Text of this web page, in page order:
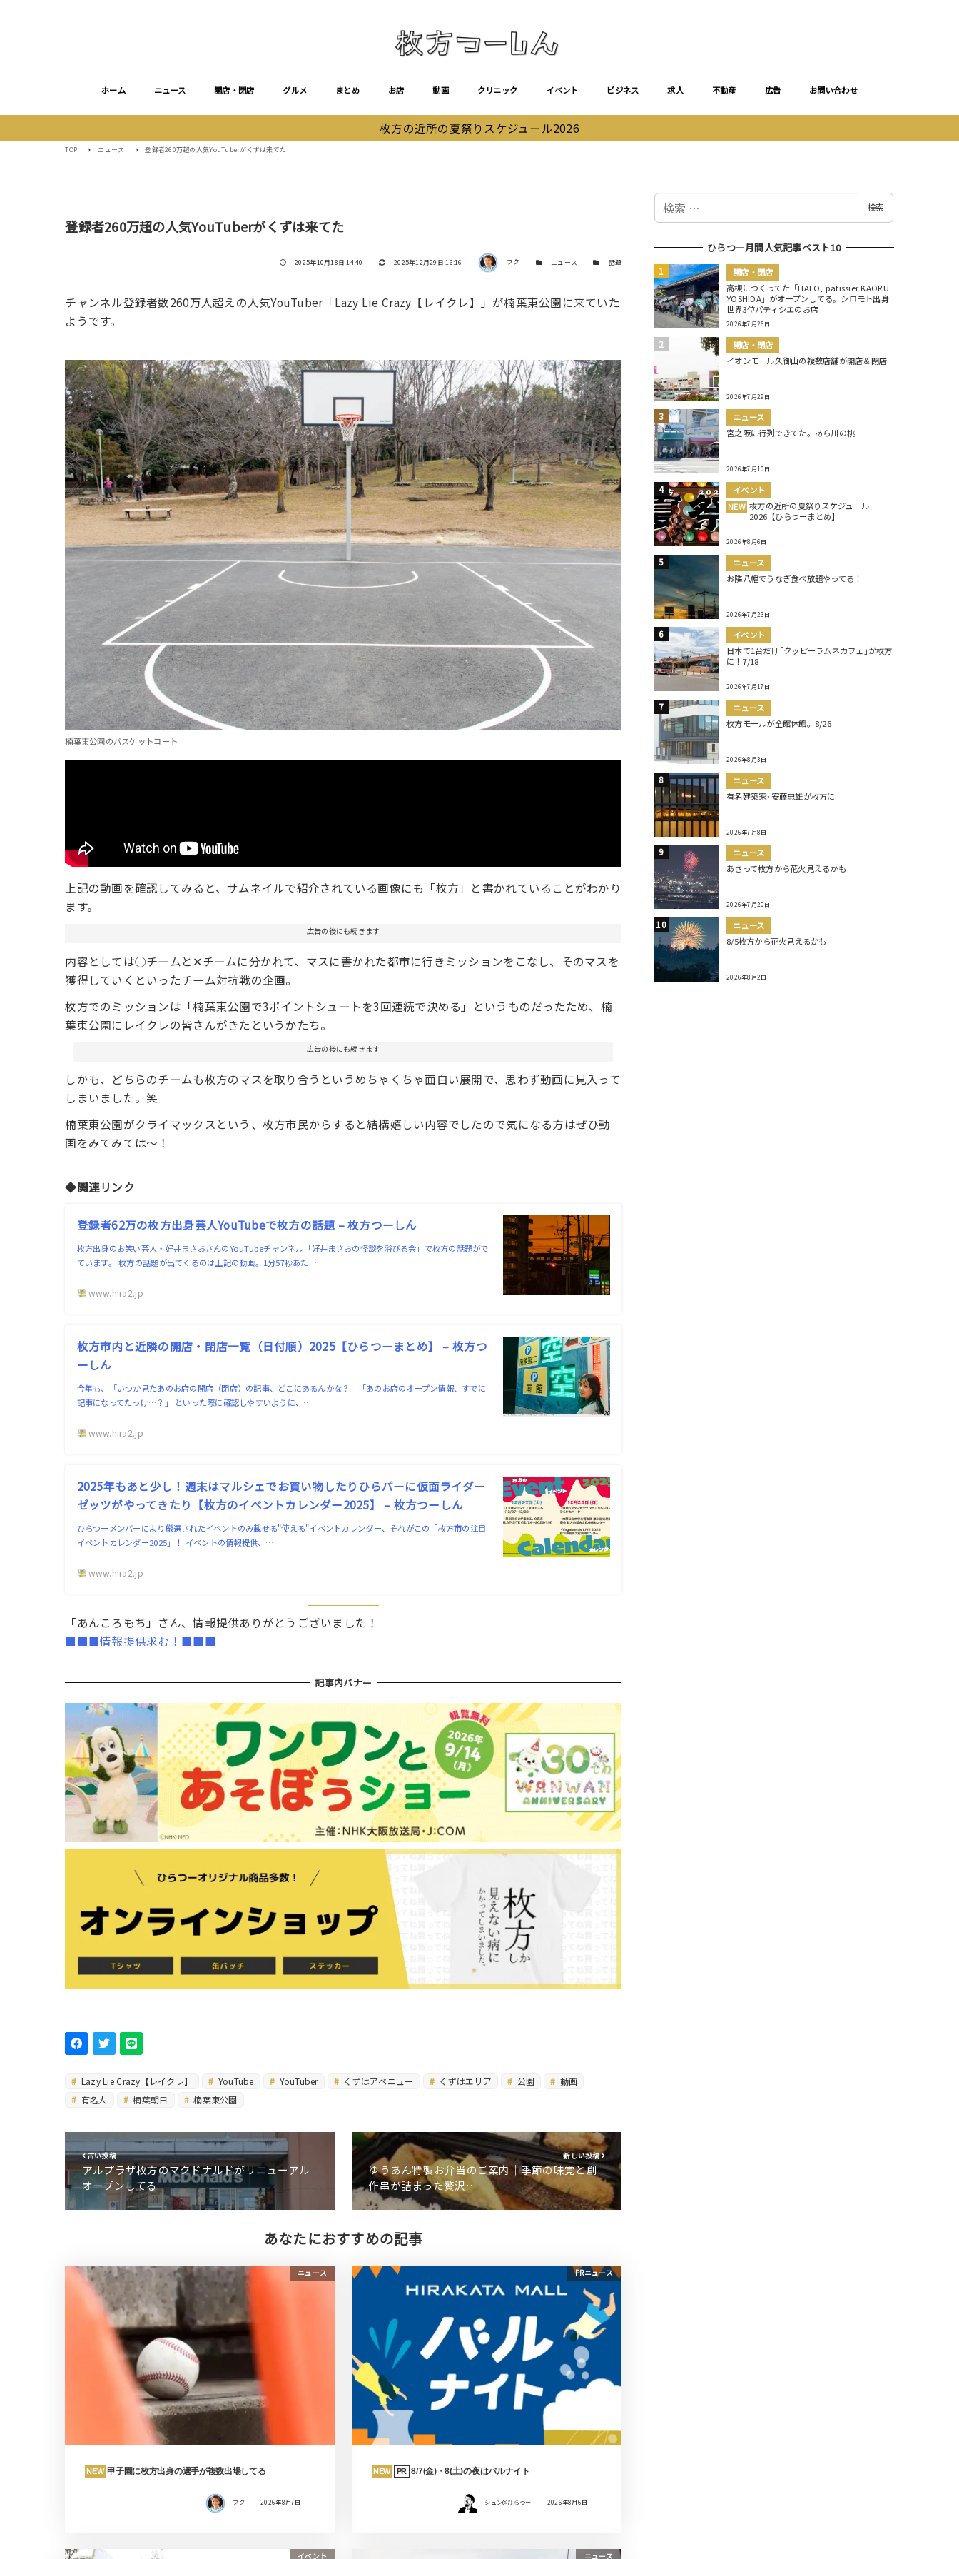
ホーム ニュース 開店・閉店 グルメ まとめ お店 動画 クリニック イベント ビジネス 求人 不動産 広告 お問い合わせ
枚方の近所の夏祭りスケジュール2026
TOP ニュース 登録者260万超の人気YouTuberがくずは来てた
登録者260万超の人気YouTuberがくずは来てた
投稿日
2025年10月18日 14:40 更新日
2025年12月29日 16:16 著者 フク カテゴリー
ニュース カテゴリー
話題
チャンネル登録者数260万人超えの人気YouTuber「Lazy Lie Crazy【レイクレ】」が楠葉東公園に来ていた
ようです。
楠葉東公園のバスケットコート
上記の動画を確認してみると、サムネイルで紹介されている画像にも「枚方」と書かれていることがわかり
ます。
広告の後にも続きます
内容としては◯チームと✕チームに分かれて、マスに書かれた都市に行きミッションをこなし、そのマスを
獲得していくといったチーム対抗戦の企画。
枚方でのミッションは「楠葉東公園で3ポイントシュートを3回連続で決める」というものだったため、楠
葉東公園にレイクレの皆さんがきたというかたち。
広告の後にも続きます
しかも、どちらのチームも枚方のマスを取り合うというめちゃくちゃ面白い展開で、思わず動画に見入って
しまいました。笑
楠葉東公園がクライマックスという、枚方市民からすると結構嬉しい内容でしたので気になる方はぜひ動
画をみてみては〜！
◆関連リンク
登録者62万の枚方出身芸人YouTubeで枚方の話題 – 枚方つーしん
枚方出身のお笑い芸人・好井まさおさんのYouTubeチャンネル「好井まさおの怪談を浴びる会」で枚方の話題がで
ています。 枚方の話題が出てくるのは上記の動画。1分57秒あた…
www.hira2.jp
枚方市内と近隣の開店・閉店一覧（日付順）2025【ひらつーまとめ】 – 枚方つ
ーしん
今年も、「いつか見たあのお店の開店（閉店）の記事、どこにあるんかな？」「あのお店のオープン情報、すでに
記事になってたっけ…？」 といった際に確認しやすいように、…
www.hira2.jp
2025年もあと少し！週末はマルシェでお買い物したりひらパーに仮面ライダー
ゼッツがやってきたり【枚方のイベントカレンダー2025】 – 枚方つーしん
ひらつーメンバーにより厳選されたイベントのみ載せる"使える"イベントカレンダー、それがこの「枚方市の注目
イベントカレンダー2025」！ イベントの情報提供、…
www.hira2.jp
「あんころもち」さん、情報提供ありがとうございました！
■■■情報提供求む！■■■
記事内バナー
Lazy Lie Crazy【レイクレ】 YouTube YouTuber くずはアベニュー くずはエリア 公園
動画
有名人
楠葉朝日 楠葉東公園
古い投稿
アルプラザ枚方のマクドナルドがリニューアル
オープンしてる
新しい投稿
ゆうあん特製お弁当のご案内｜季節の味覚と創
作串が詰まった贅沢…
あなたにおすすめの記事
ニュース
NEW 甲子園に枚方出身の選手が複数出場してる
フク 2026年8月7日
PRニュース
NEW PR 8/7(金)・8(土)の夜はバルナイト
シュン@ひらつー 2026年8月6日
イベント ニュース
検
検索
ひらつー月間人気記事ベスト10
開店・閉店
高槻につくってた「HALO, patissier KAORU
YOSHIDA」がオープンしてる。シロモト出身
世界3位パティシエのお店
2026年7月26日
開店・閉店
イオンモール久御山の複数店舗が開店＆閉店
2026年7月29日
ニュース
宮之阪に行列できてた。あら川の桃
2026年7月10日
イベント
NEW 枚方の近所の夏祭りスケジュール
2026【ひらつーまとめ】
2026年8月6日
ニュース
お隣八幡でうなぎ食べ放題やってる！
2026年7月23日
イベント
日本で1台だけ｢クッピーラムネカフェ｣が枚方
に！7/18
2026年7月17日
ニュース
枚方モールが全館休館。8/26
2026年8月3日
ニュース
有名建築家･安藤忠雄が枚方に
2026年7月8日
ニュース
あさって枚方から花火見えるかも
2026年7月20日
ニュース
8/5枚方から花火見えるかも
2026年8月2日